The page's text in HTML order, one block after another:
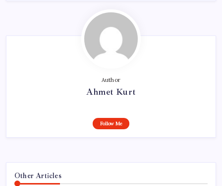
Author
Ahmet Kurt
Follow Me
Other Articles